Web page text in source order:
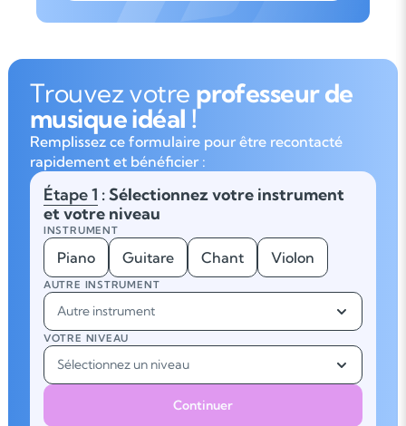
Trouvez votre professeur de
musique idéal !
Remplissez ce formulaire pour être recontacté
rapidement et bénéficier :
Étape 1 : Sélectionnez votre instrument
et votre niveau
INSTRUMENT
Piano Guitare Chant Violon
AUTRE INSTRUMENT
Autre instrument
VOTRE NIVEAU
Sélectionnez un niveau
Continuer